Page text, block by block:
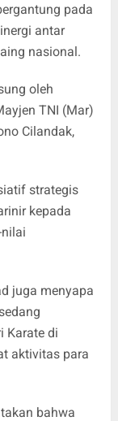
pada
antar
nasional.
oleh
TNI (Mar)
Cilandak,
strategis
kepada
juga menyapa
Karate di
aktivitas para
bahwa